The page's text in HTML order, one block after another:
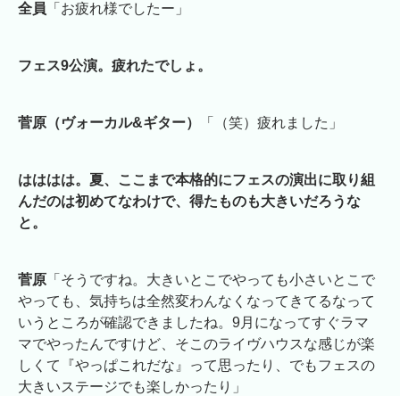
全員 「お疲れ様でしたー」
フェス9公演。疲れたでしょ。
菅原（ヴォーカル&ギター） 「（笑）疲れました」
はははは。夏、ここまで本格的にフェスの演出に取り組
んだのは初めてなわけで、得たものも大きいだろうな
と。
菅原 「そうですね。大きいとこでやっても小さいとこで
やっても、気持ちは全然変わんなくなってきてるなって
いうところが確認できましたね。9月になってすぐラマ
マでやったんですけど、そこのライヴハウスな感じが楽
しくて『やっぱこれだな』って思ったり、でもフェスの
大きいステージでも楽しかったり」